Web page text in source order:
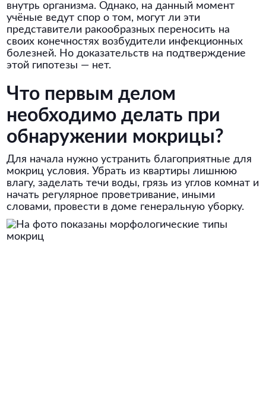
внутрь организма. Однако, на данный момент
учёные ведут спор о том, могут ли эти
представители ракообразных переносить на
своих конечностях возбудители инфекционных
болезней. Но доказательств на подтверждение
этой гипотезы — нет.
Что первым делом
необходимо делать при
обнаружении мокрицы?
Для начала нужно устранить благоприятные для
мокриц условия. Убрать из квартиры лишнюю
влагу, заделать течи воды, грязь из углов комнат и
начать регулярное проветривание, иными
словами, провести в доме генеральную уборку.